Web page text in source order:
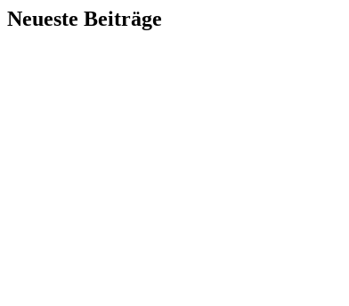
Neueste Beiträge